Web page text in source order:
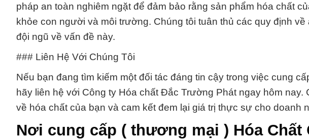
pháp an toàn nghiêm ngặt để đảm bảo rằng sản phẩm hóa chất
khỏe con người và môi trường. Chúng tôi tuân thủ các quy định
đội ngũ về vấn đề này.
### Liên Hệ Với Chúng Tôi
Nếu bạn đang tìm kiếm một đối tác đáng tin cậy trong việc cung
hãy liên hệ với Công ty Hóa chất Đắc Trường Phát ngay hôm nay.
về hóa chất của bạn và cam kết đem lại giá trị thực sự cho doanh
Nơi cung cấp ( thương mại ) Hóa Chất